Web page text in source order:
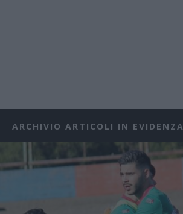
ARCHIVIO ARTICOLI IN EVIDENZA